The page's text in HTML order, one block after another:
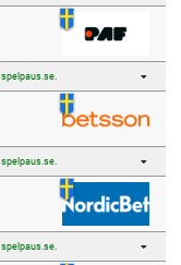
spelpaus.se.
spelpaus.se.
spelpaus.se.